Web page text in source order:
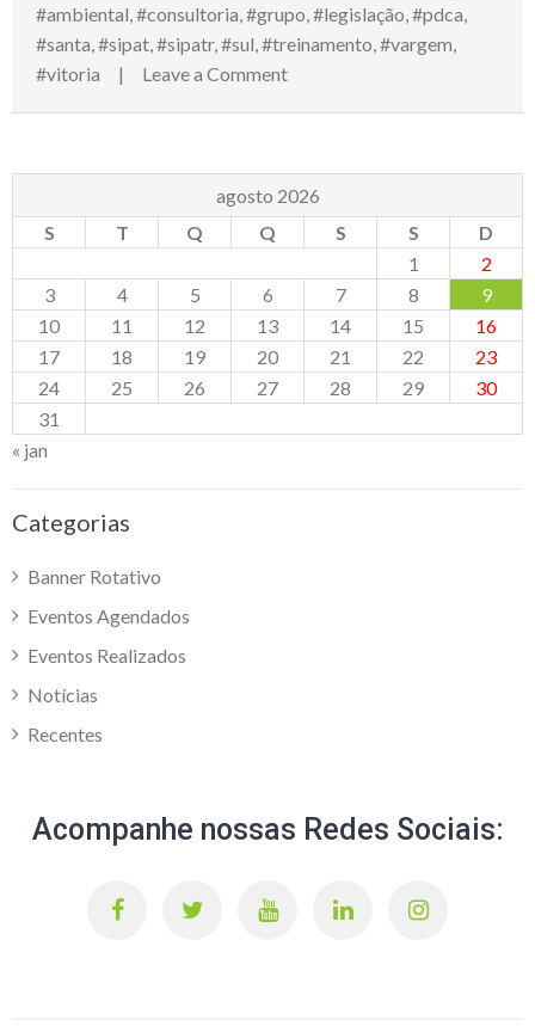
#ambiental #consultoria #grupo #legislação #pdca
#santa #sipat #sipatr, #sul #treinamento #vargem
#vitoria
Leave a Commenton
do
Grupo
Santa
Vitória
agosto 2026
S
T Q Q S S
D
1
2
3
4 5 6 7 8
9
10
11 12 13 14 15
16
17
18 19 20 21 22
23
24
25 26 27 28 29
30
31
« jan
Categorias
Banner Rotativo
Eventos Agendados
Eventos Realizados
Notícias
Recentes
Acompanhe nossas Redes Sociais: